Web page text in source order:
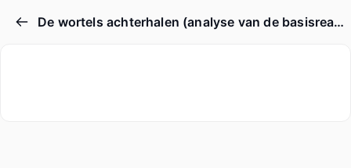
De wortels achterhalen (analyse van de basisreacties) van een giftige opmerking / Waarom mensen beledigende/giftige opmerkingen achterlaten